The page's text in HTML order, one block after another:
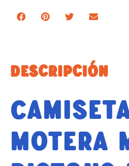
DESCRIPCIÓN
Motera